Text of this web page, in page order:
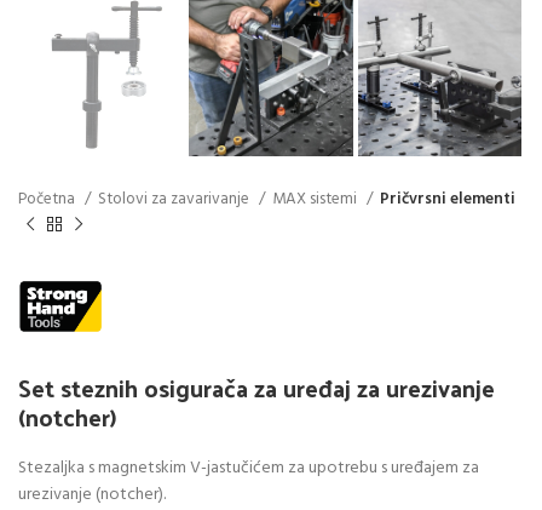
Početna Stolovi za zavarivanje MAX sistemi Pričvrsni elementi
Set steznih osigurača za uređaj za urezivanje
(notcher)
Stezaljka s magnetskim V-jastučićem za upotrebu s uređajem za
urezivanje (notcher).